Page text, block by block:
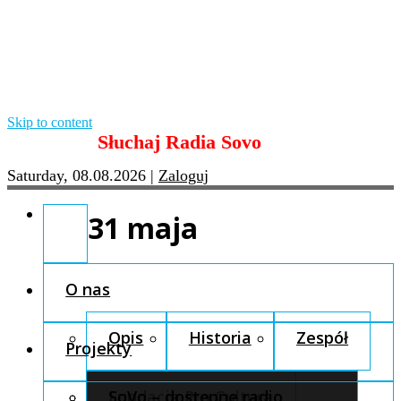
Skip to content
Słuchaj Radia Sovo
Saturday, 08.08.2026 | Zaloguj
O nas
Opis Historia Zespół
Fundacja Pro Cultura
Projekty
SoVo – dostępne radio
31 maja